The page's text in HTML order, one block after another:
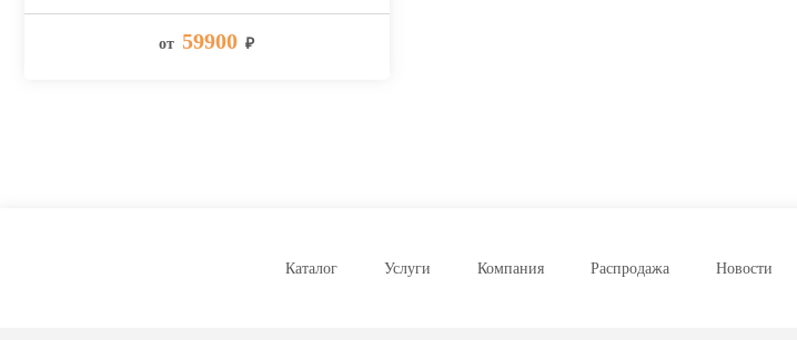
от 59900 ₽
Каталог Услуги Компания Распродажа Новости